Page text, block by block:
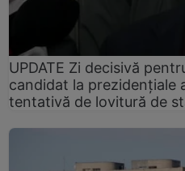
UPDATE Zi decisivă
candidat la prezidențiale
tentativă de lovitură de